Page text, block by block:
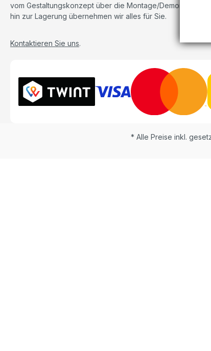
vom Gestaltungskonzept über die Montage/Demontage bis
hin zur Lagerung übernehmen wir alles für Sie.
Kontaktieren Sie uns.
* Alle Preise inkl.